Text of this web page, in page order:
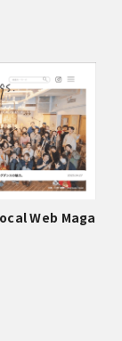
Web Maga